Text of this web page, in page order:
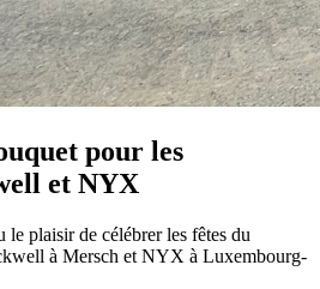
pour les
et NYX
le plaisir de célébrer les fêtes du
à Mersch et NYX à Luxembourg-